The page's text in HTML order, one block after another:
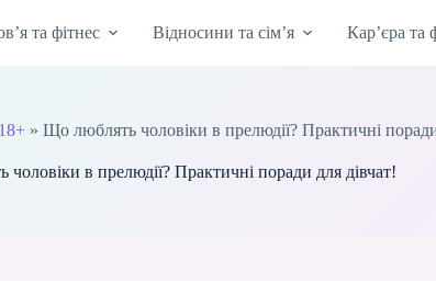
та фітнес Відносини та сім’я Кар’єра та
18+ »Що люблять чоловіки в прелюдії? Практичні
в прелюдії? Практичні поради для дівчат!